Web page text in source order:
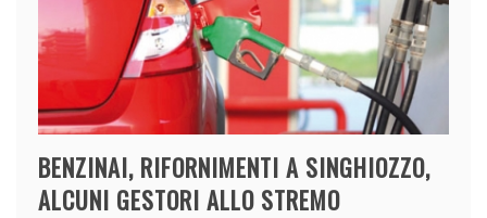
BENZINAI, RIFORNIMENTI A SINGHIOZZO,
ALCUNI GESTORI ALLO STREMO